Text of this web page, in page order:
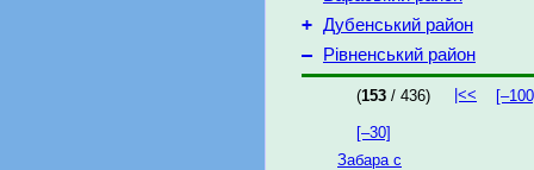
+ Дубенський район
– Рівненський район
(153 / 436) |<<
[–30]
Забара с